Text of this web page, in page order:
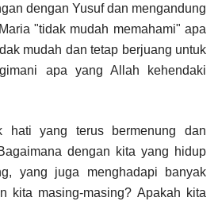
dengan Yusuf dan mengandung
"tidak mudah memahami" apa
mudah dan tetap berjuang untuk
apa yang Allah kehendaki
hati yang terus bermenung dan
dengan kita yang hidup
yang juga menghadapi banyak
kita masing-masing? Apakah kita